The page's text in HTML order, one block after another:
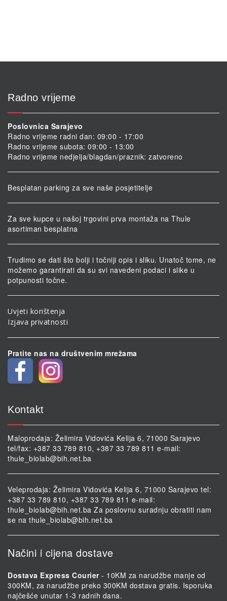
Radno vrijeme
Poslovnica Sarajevo
Radno vrijeme radni dan: 09:00 - 17:00
Radno vrijeme subota: 09:00 - 13:00
Radno vrijeme nedjelja/blagdan/praznik: zatvoreno
Besplatan parking za sve naše posjetitelje
Za sve kupce u našoj trgovini prva montaža na Thule
asortiman besplatna
Trudimo se dati što bolji i točniji opis i sliku. Unatoč tome, ne
možemo garantirati da su svi navedeni podaci i slike u
potpunosti točne.
Uvjeti korištenja
Izjava privatnosti
Pratite nas na društvenim mrežama
Kontakt
Maloprodaja: Želimira Vidovića Kelija 6, 71000 Sarajevo
tel/fax: +387 33 789 810, +387 33 789 811 e-mail:
thule_biolab@bih.net.ba
Veleprodaja: Želimira Vidovića Kelija 6, 71000 Sarajevo tel:
+387 33 789 810, +387 33 789 811 e-mail:
thule_biolab@bih.net.ba Za poslovnu suradnju obratiti nam
se na thule_biolab@bih.net.ba
Načini i cijena dostave
Dostava Express Courier- 10KM za narudžbe manje od
300KM, za narudžbe preko 300KM dostava gratis. Isporuka
najčešće unutar 1-3 radnih dana.